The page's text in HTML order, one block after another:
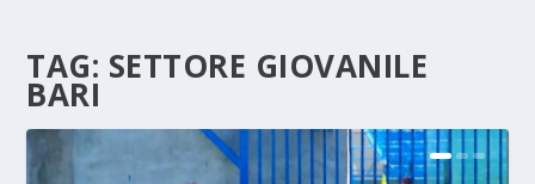
TAG: SETTORE GIOVANILE
BARI